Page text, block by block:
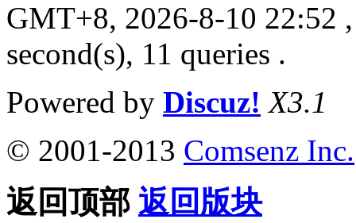
GMT+8, 2026-8-10 22:52
second(s), 11 queries .
Powered by Discuz! X3.1
© 2001-2013 Comsenz Inc.
返回顶部 返回版块